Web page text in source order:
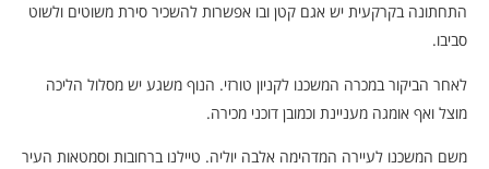
התחתונה בקרקעית יש אגם קטן ובו אפשרות להשכיר סירת משוטים ולשוט
סביבו.
לאחר הביקור במכרה המשכנו לקניון טורזי. הנוף משגע יש מסלול הליכה
מוצל ואף אומגה מעניינת וכמובן דוכני מכירה.
משם המשכנו לעיירה המדהימה אלבה יוליה. טיילנו ברחובות וסמטאות העיר